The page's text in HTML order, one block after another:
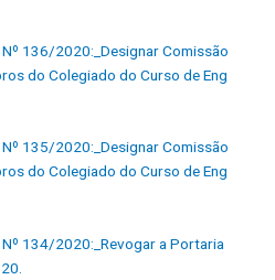
Nº 136/2020:_Designar Comissão
do Colegiado do Curso de Eng
Nº 135/2020:_Designar Comissão
do Colegiado do Curso de Eng
Nº 134/2020:_Revogar a Portaria